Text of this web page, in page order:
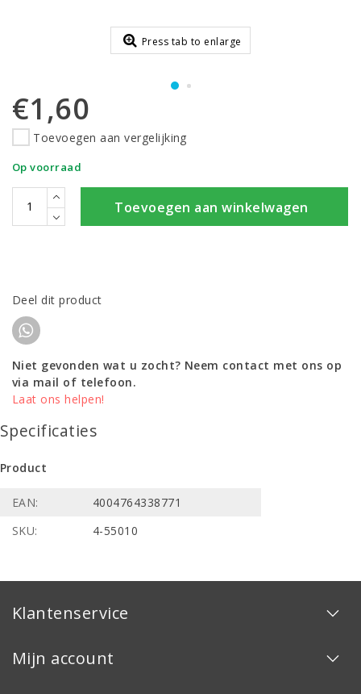
Press tab to enlarge
€1,60
Toevoegen aan vergelijking
Op voorraad
Toevoegen aan winkelwagen
Deel dit product
Niet gevonden wat u zocht? Neem contact met ons op
via mail of telefoon.
Laat ons helpen!
Specificaties
Product
EAN:
4004764338771
SKU:
4-55010
Klantenservice
Mijn account